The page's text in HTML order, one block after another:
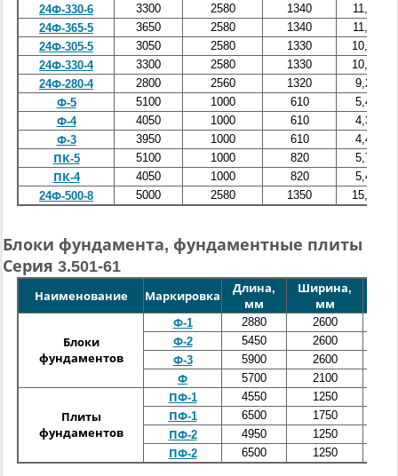
24Ф-330-6
3300 2580 1340
11,0
24Ф-365-5
3650 2580 1340
11,5
24Ф-305-5
3050 2580 1330
10,0
24Ф-330-4
3300 2580 1330
10,2
24Ф-280-4
2800 2560 1320
9,2
Ф-5
5100 1000 610
5,4
Ф-4
4050 1000 610
4,3
Ф-3
3950 1000 610
4,4
ПК-5
5100 1000 820
5,7
ПК-4
4050 1000 820
5,4
24Ф-500-8
5000 2580 1350 15,5
Блоки фундамента, фундаментные плиты
Серия 3.501-61
Наименование Маркировка
Длина,
мм
Ширина,
мм
Блоки
фундаментов
Ф-1 2880 2600
Ф-2
5450 2600
Ф-3
5900 2600
Ф
5700 2100
Плиты
фундаментов
ПФ-1 4550 1250
ПФ-1
6500 1750
ПФ-2
4950 1250
ПФ-2
6500 1250